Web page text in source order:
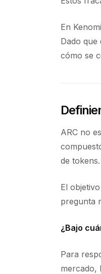
En
Dado
cómo se
ARC no
de tokens.
El
pregunta
¿Bajo
Para
mercado,